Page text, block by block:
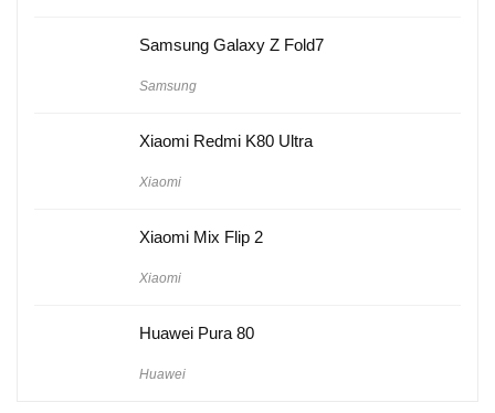
Samsung Galaxy Z Fold7
Samsung
Xiaomi Redmi K80 Ultra
Xiaomi
Xiaomi Mix Flip 2
Xiaomi
Huawei Pura 80
Huawei